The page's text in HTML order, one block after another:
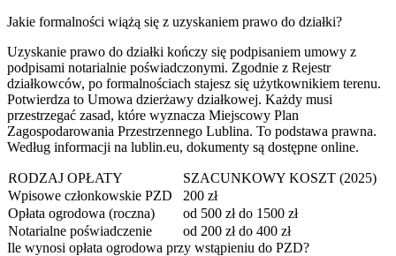
Jakie formalności wiążą się z uzyskaniem prawo do działki?
Uzyskanie prawo do działki kończy się podpisaniem umowy z
podpisami notarialnie poświadczonymi. Zgodnie z Rejestr
działkowców, po formalnościach stajesz się użytkownikiem terenu.
Potwierdza to Umowa dzierżawy działkowej. Każdy musi
przestrzegać zasad, które wyznacza Miejscowy Plan
Zagospodarowania Przestrzennego Lublina. To podstawa prawna.
Według informacji na lublin.eu, dokumenty są dostępne online.
RODZAJ OPŁATY
SZACUNKOWY KOSZT (2025)
Wpisowe członkowskie PZD
200 zł
Opłata ogrodowa (roczna)
od 500 zł do 1500 zł
Notarialne poświadczenie
od 200 zł do 400 zł
Ile wynosi opłata ogrodowa przy wstąpieniu do PZD?